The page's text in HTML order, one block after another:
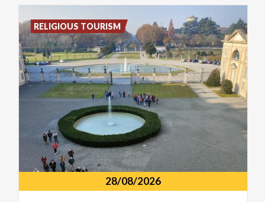
28/08/2026
RELIGIOUS TOURISM